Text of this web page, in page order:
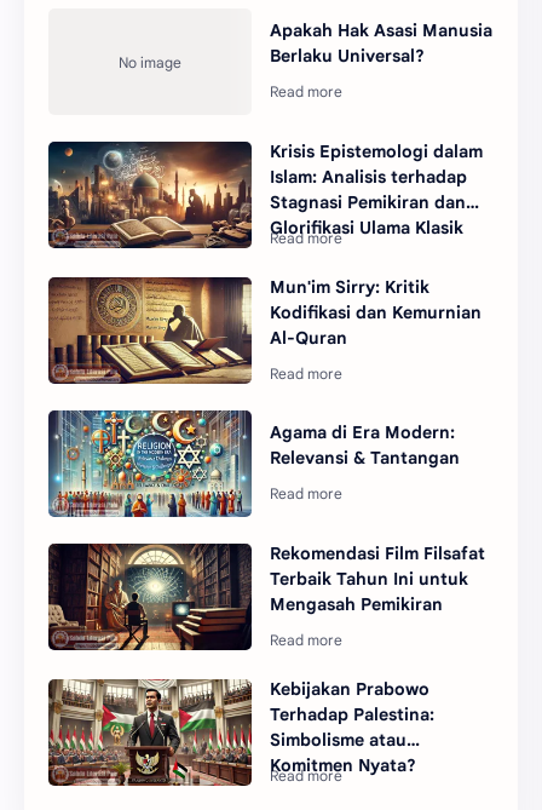
Apakah Hak Asasi Manusia
Berlaku Universal?
Krisis Epistemologi dalam
Islam: Analisis terhadap
Stagnasi Pemikiran dan
Glorifikasi Ulama Klasik
Mun'im Sirry: Kritik
Kodifikasi dan Kemurnian
Al-Quran
Agama di Era Modern:
Relevansi & Tantangan
Rekomendasi Film Filsafat
Terbaik Tahun Ini untuk
Mengasah Pemikiran
Kebijakan Prabowo
Terhadap Palestina:
Simbolisme atau
Komitmen Nyata?